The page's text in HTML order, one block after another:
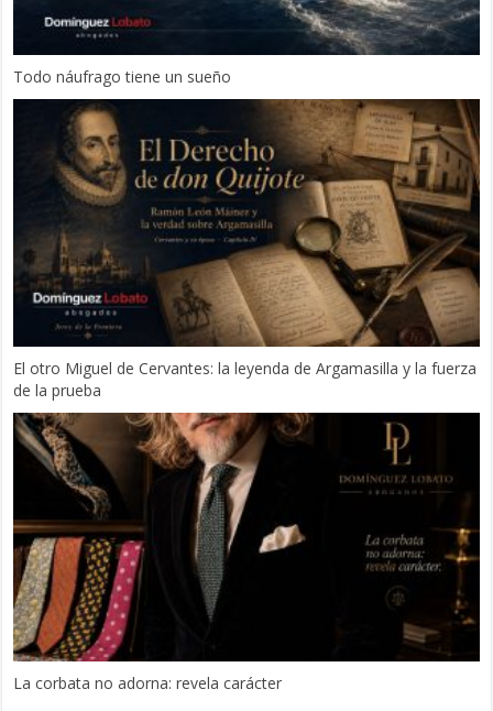
Todo náufrago tiene un sueño
El otro Miguel de Cervantes: la leyenda de Argamasilla y la fuerza
de la prueba
La corbata no adorna: revela carácter